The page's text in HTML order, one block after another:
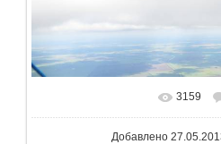
В реальном размере
3159
Добавлено